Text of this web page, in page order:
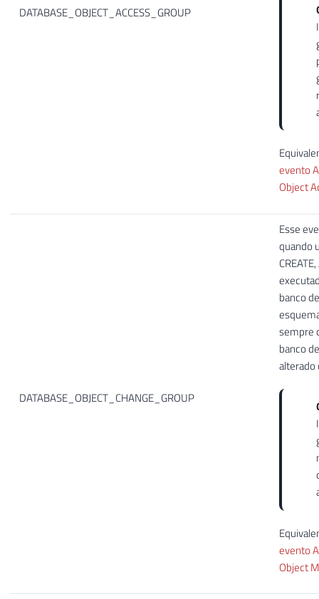
DATABASE_OBJECT_ACCESS_GROUP
evento
Object
DATABASE_OBJECT_CHANGE_GROUP
Esse
quando
banco
sempre
banco
alterado
evento
Object